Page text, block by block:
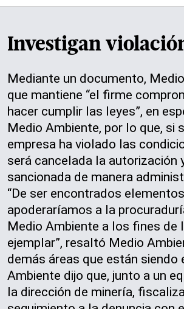
Investigan
Mediante un documento,
que mantiene “el firme
hacer cumplir las leyes”, en
Medio Ambiente, por lo que, si
empresa ha violado las
será cancelada la autorización
sancionada de manera
“De ser encontrados
apoderaríamos a la
Medio Ambiente a los fines de
ejemplar”, resaltó Medio
demás áreas que están siendo
Ambiente dijo que, junto a un
la dirección de minería,